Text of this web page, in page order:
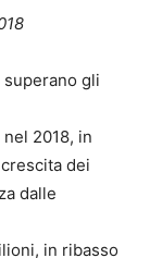
superano gli
2018, in
dei
dalle
in ribasso